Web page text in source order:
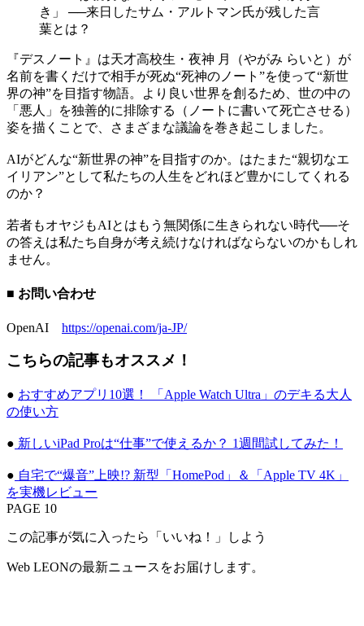
『デスノート』は天才高校生・夜神 月（やがみ らいと）が
名前を書くだけで相手が死ぬ“死神のノート”を使って“新世
界の神”を目指す物語。より良い世界を創るため、世の中の
「悪人」を独善的に排除する（ノートに書いて死亡させる）
姿を描くことで、さまざまな議論を巻き起こしました。
AIがどんな“新世界の神”を目指すのか。はたまた“親切なエ
イリアン”として私たちの人生をどれほど豊かにしてくれる
のか？
若者もオヤジもAIとはもう無関係に生きられない時代──そ
の答えは私たち自身が考え続けなければならないのかもしれ
ません。
■ お問い合わせ
OpenAI https://openai.com/ja-JP/
こちらの記事もオススメ！
● おすすめアプリ10選！ 「Apple Watch Ultra」のデキる大人
の使い方
● 新しいiPad Proは“仕事”で使えるか？ 1週間試してみた！
● 自宅で“爆音”上映!? 新型「HomePod」＆「Apple TV 4K」
を実機レビュー
PAGE 10
この記事が気に入ったら「いいね！」しよう
Web LEONの最新ニュースをお届けします。